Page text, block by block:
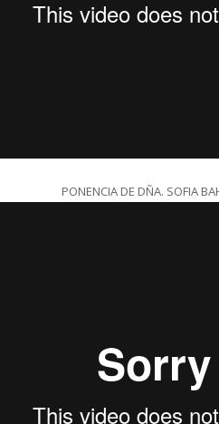
PONENCIA DE DÑA. SOFIA